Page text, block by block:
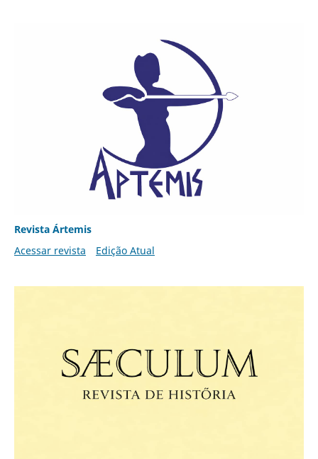
Revista Ártemis
Acessar revista
Edição Atual